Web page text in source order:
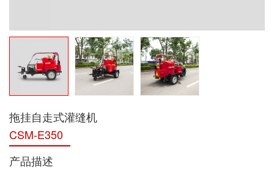
拖挂自走式灌缝机
CSM-E350
产品描述